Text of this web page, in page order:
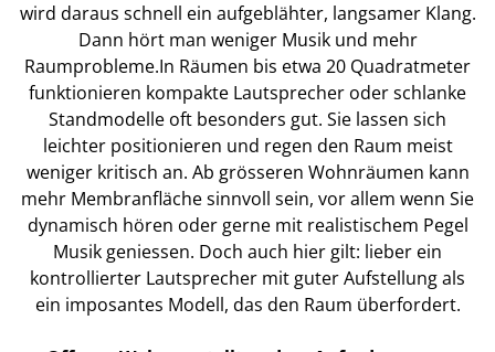
wird daraus schnell ein aufgeblähter, langsamer Klang.
Dann hört man weniger Musik und mehr
Raumprobleme.In Räumen bis etwa 20 Quadratmeter
funktionieren kompakte Lautsprecher oder schlanke
Standmodelle oft besonders gut. Sie lassen sich
leichter positionieren und regen den Raum meist
weniger kritisch an. Ab grösseren Wohnräumen kann
mehr Membranfläche sinnvoll sein, vor allem wenn Sie
dynamisch hören oder gerne mit realistischem Pegel
Musik geniessen. Doch auch hier gilt: lieber ein
kontrollierter Lautsprecher mit guter Aufstellung als
ein imposantes Modell, das den Raum überfordert.